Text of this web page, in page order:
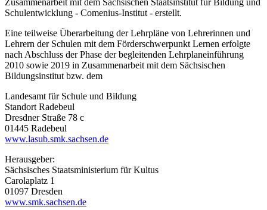
Schulentwicklung - Comenius-Institut - erstellt.
Eine teilweise Überarbeitung der Lehrpläne von Lehrerinnen und
Lehrern der Schulen mit dem Förderschwerpunkt Lernen erfolgte
nach Abschluss der Phase der begleitenden Lehrplaneinführung
2010 sowie 2019 in Zusammenarbeit mit dem Sächsischen
Bildungsinstitut bzw. dem
Landesamt für Schule und Bildung
Standort Radebeul
Dresdner Straße 78 c
01445 Radebeul
www.lasub.smk.sachsen.de
Herausgeber:
Sächsisches Staatsministerium für Kultus
Carolaplatz 1
01097 Dresden
www.smk.sachsen.de